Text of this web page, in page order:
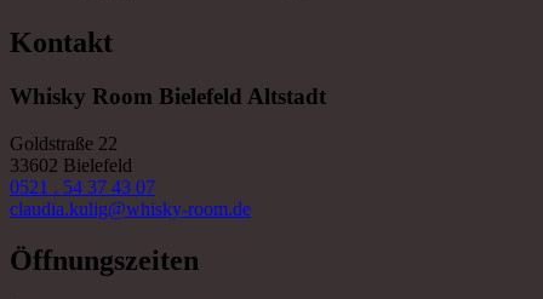
Kontakt
Whisky Room Bielefeld Altstadt
Goldstraße 22
33602 Bielefeld
0521 . 54 37 43 07
claudia.kulig@whisky-room.de
Öffnungszeiten